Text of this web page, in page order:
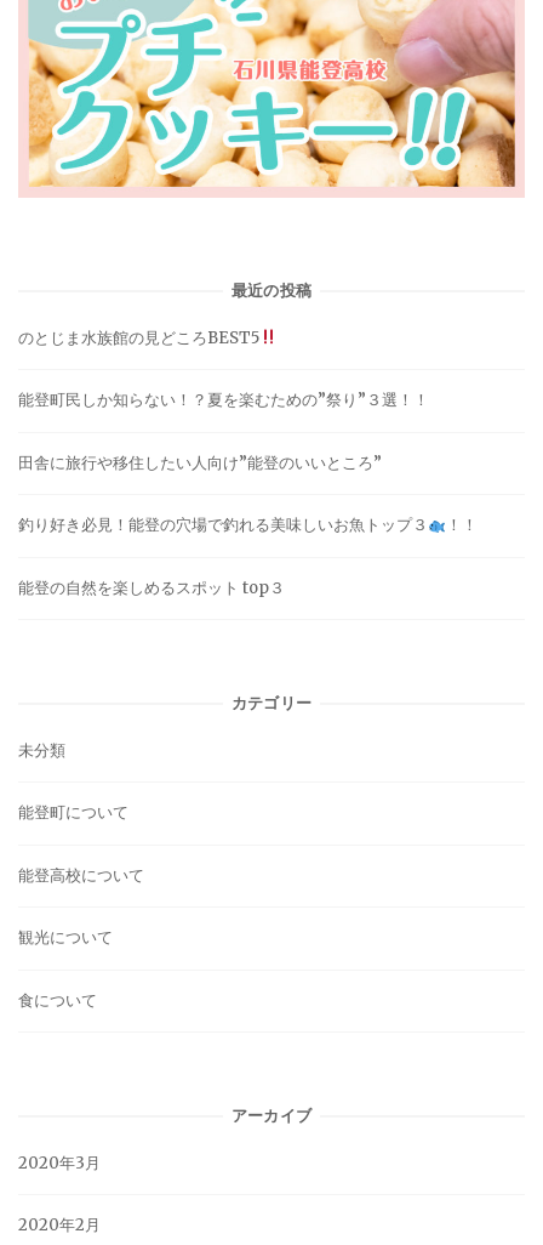
最近の投稿
のとじま水族館の見どころBEST5
能登町民しか知らない！？夏を楽むための”祭り”３選！！
田舎に旅行や移住したい人向け”能登のいいところ”
釣り好き必見！能登の穴場で釣れる美味しいお魚トップ３ ！！
能登の自然を楽しめるスポット top３
カテゴリー
未分類
能登町について
能登高校について
観光について
食について
アーカイブ
2020年3月
2020年2月